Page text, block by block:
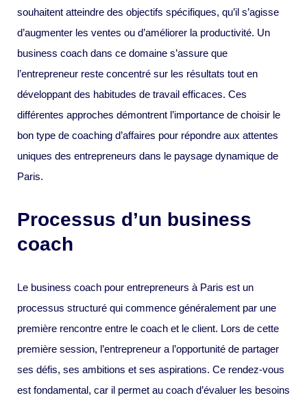
souhaitent atteindre des objectifs spécifiques, qu’il s’agisse
d’augmenter les ventes ou d’améliorer la productivité. Un
business coach dans ce domaine s’assure que
l’entrepreneur reste concentré sur les résultats tout en
développant des habitudes de travail efficaces. Ces
différentes approches démontrent l’importance de choisir le
bon type de coaching d’affaires pour répondre aux attentes
uniques des entrepreneurs dans le paysage dynamique de
Paris.
Processus d’un business
coach
Le business coach pour entrepreneurs à Paris est un
processus structuré qui commence généralement par une
première rencontre entre le coach et le client. Lors de cette
première session, l’entrepreneur a l’opportunité de partager
ses défis, ses ambitions et ses aspirations. Ce rendez-vous
est fondamental, car il permet au coach d’évaluer les besoins